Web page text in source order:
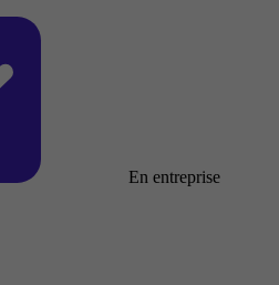
En entreprise